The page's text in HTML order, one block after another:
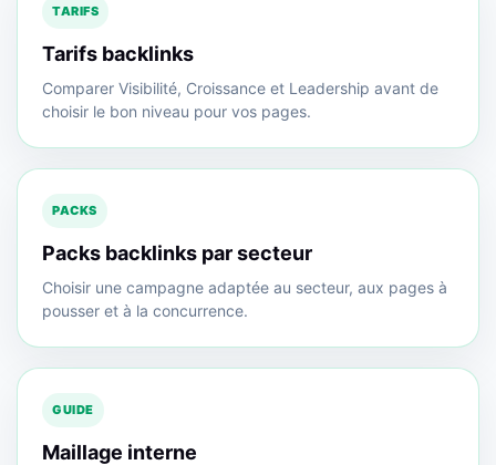
TARIFS
Tarifs backlinks
Comparer Visibilité, Croissance et Leadership avant de
choisir le bon niveau pour vos pages.
PACKS
Packs backlinks par secteur
Choisir une campagne adaptée au secteur, aux pages à
pousser et à la concurrence.
GUIDE
Maillage interne